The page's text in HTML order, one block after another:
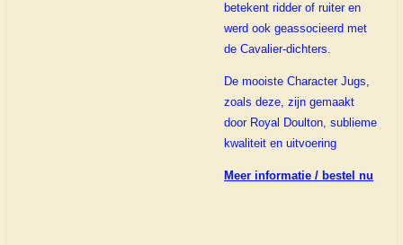
betekent ridder of ruiter en
werd ook geassocieerd met
de Cavalier-dichters.
De mooiste Character Jugs,
zoals deze, zijn gemaakt
door Royal Doulton, sublieme
kwaliteit en uitvoering
Meer informatie / bestel nu